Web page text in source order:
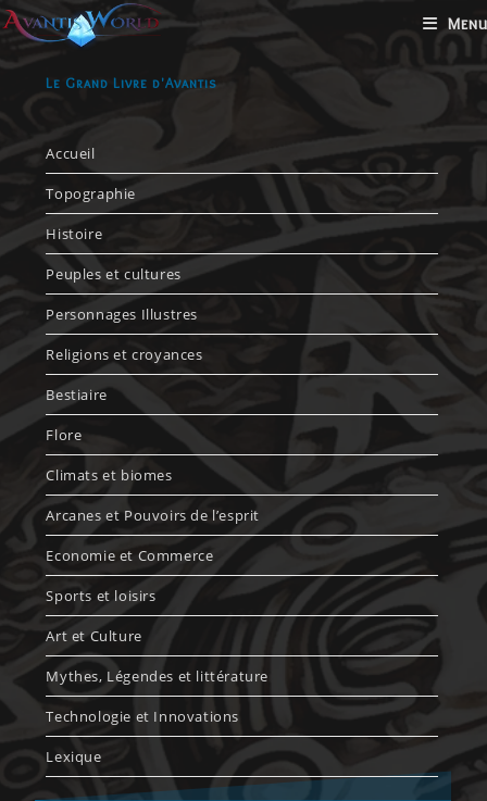
Menu
Le Grand Livre d'Avantis
Accueil
Topographie
Histoire
Peuples et cultures
Personnages Illustres
Religions et croyances
Bestiaire
Flore
Climats et biomes
Arcanes et Pouvoirs de l’esprit
Economie et Commerce
Sports et loisirs
Art et Culture
Mythes, Légendes et littérature
Technologie et Innovations
Lexique